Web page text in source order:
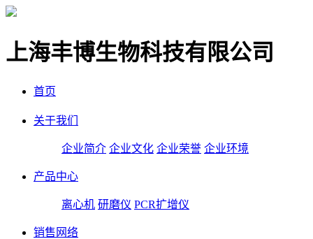
上海丰博生物科技有限公司
首页
关于我们
企业简介 企业文化 企业荣誉 企业环境
产品中心
离心机 研磨仪 PCR扩增仪
销售网络